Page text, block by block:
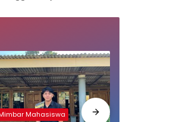
Mahasiswa